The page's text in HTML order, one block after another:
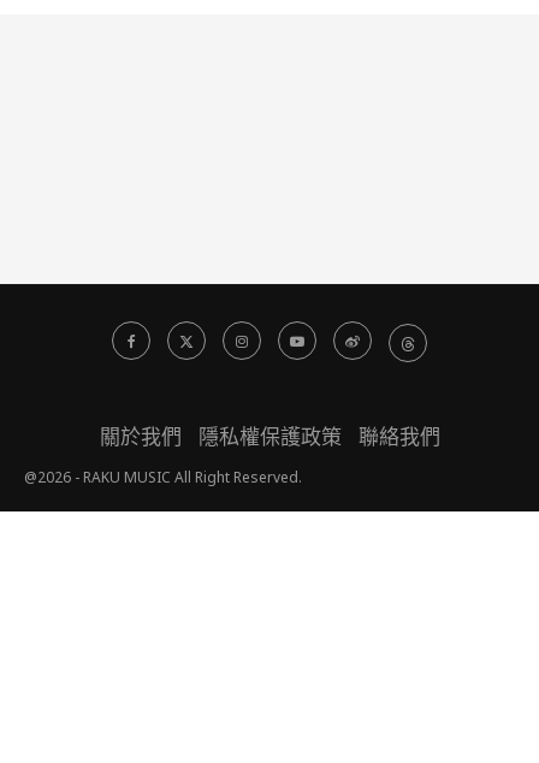
關於我們 隱私權保護政策 聯絡我們
@2026 - RAKU MUSIC All Right Reserved.